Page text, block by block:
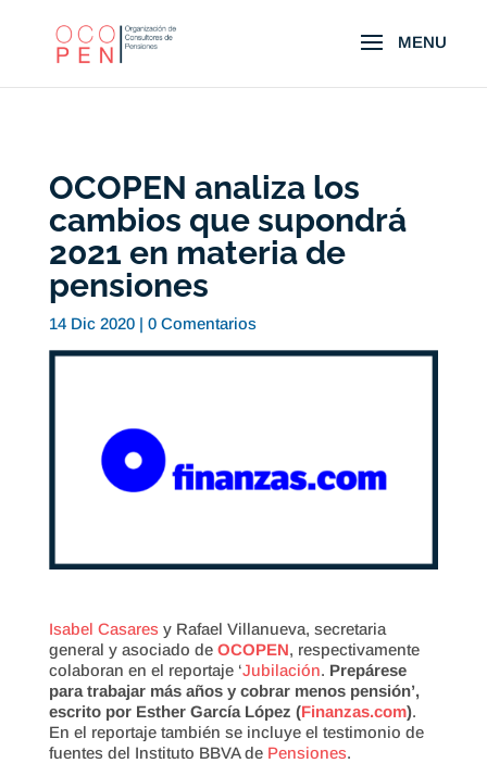
OCOPEN analiza los
cambios que supondrá
2021 en materia de
pensiones
14 Dic 2020| 0 Comentarios
Isabel Casaresy Rafael Villanueva, secretaria
general y asociado deOCOPEN, respectivamente
colaboran en el reportaje ‘Jubilación. Prepárese
para trabajar más años y cobrar menos pensión’,
escrito por Esther García López (Finanzas.com).
En el reportaje también se incluye el testimonio de
fuentes del Instituto BBVA de Pensiones.